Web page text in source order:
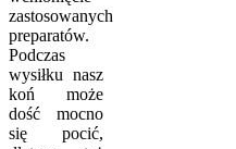
zastosowanych
preparatów.
Podczas
wysiłku nasz
koń może
dość mocno
się pocić,